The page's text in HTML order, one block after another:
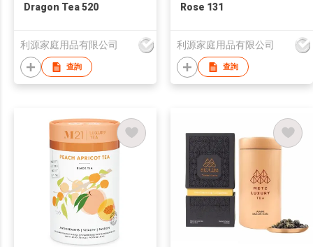
Dragon Tea 520
利源家庭用品有限公司
查詢
Rose 131
利源家庭用品有限公司
查詢